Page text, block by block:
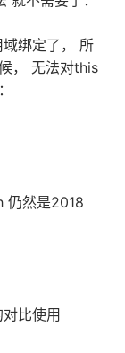
绑定了， 所
， 无法对this
然是2018
比使用